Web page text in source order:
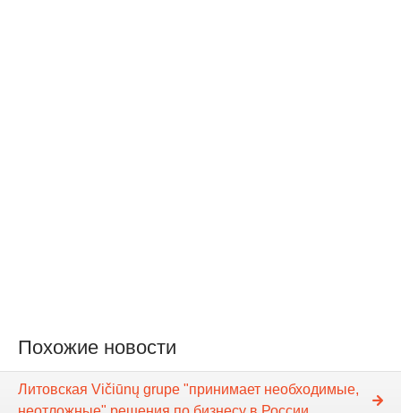
Похожие новости
Литовская Vičiūnų grupe "принимает необходимые,